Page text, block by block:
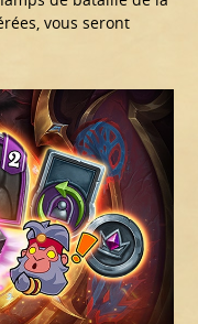
vous seront